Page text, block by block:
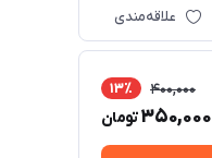
علاقه‌مندی
400,000 13٪
350,000تومان